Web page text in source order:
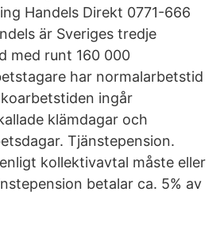
Handels Direkt 0771-666
är Sveriges tredje
med runt 160 000
har normalarbetstid
ingår
klämdagar och
Tjänstepension.
kollektivavtal måste eller
betalar ca. 5% av